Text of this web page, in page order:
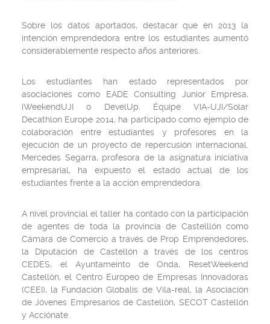
Sobre los datos aportados, destacar que en 2013 la
intención emprendedora entre los estudiantes aumentó
considerablemente respecto años anteriores.
Los estudiantes han estado representados por
asociaciones como EADE Consulting Junior Empresa,
iWeekendUJI o DevelUp. Équipe VIA-UJI/Solar
Decathlon Europe 2014, ha participado como ejemplo de
colaboración entre estudiantes y profesores en la
ejecución de un proyecto de repercusión internacional.
Mercedes Segarra, profesora de la asignatura iniciativa
empresarial, ha expuesto el estado actual de los
estudiantes frente a la acción emprendedora.
A nivel provincial el taller ha contado con la participación
de agentes de toda la provincia de Castelllón como
Cámara de Comercio a través de Prop Emprendedores,
la Diputación de Castellón a través de los centros
CEDES, el Ayuntameinto de Onda, ResetWeekend
Castellón, el Centro Europeo de Empresas Innovadoras
(CEEI), la Fundación Globalis de Vila-real, la Asociación
de Jóvenes Empresarios de Castellón, SECOT Castellón
y Acciónate.